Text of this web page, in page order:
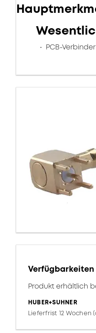
PCB-
Verfügbarkeiten
Produkt erhältlich
HUBER+SUHNER
Lieferfrist 12 Wochen